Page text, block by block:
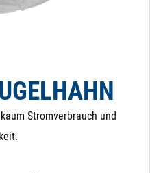
eines Stromausfalls in
Stromverbrauch und